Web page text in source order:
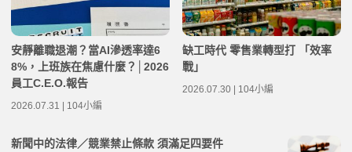
安靜離職退潮？當AI滲透率達6
8%，上班族在焦慮什麼？│2026
員工C.E.O.報告
2026.07.31 | 104小編
缺工時代 零售業轉型打 「效率
戰」
2026.07.30 | 104小編
新聞中的法律／競業禁止條款 須滿足四要件